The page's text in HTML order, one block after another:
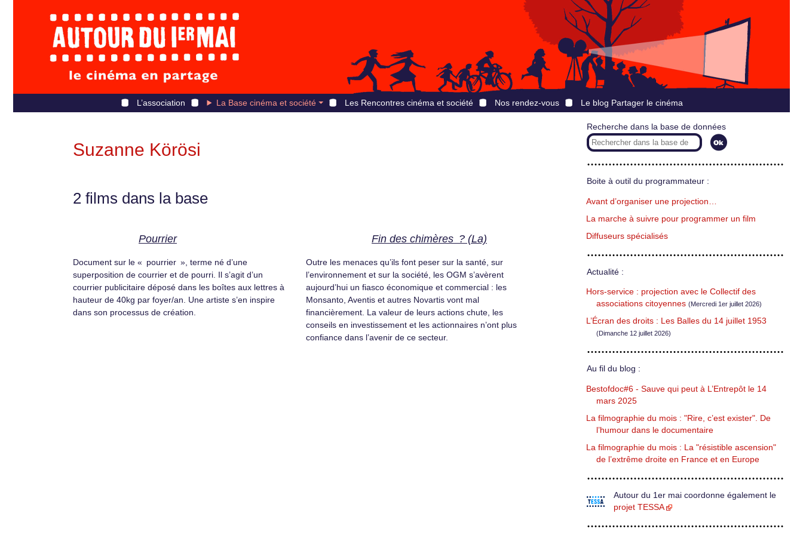
L’association La Base cinéma et société Les Rencontres cinéma et société Nos rendez-vous Le blog Partager le cinéma
Suzanne Körösi
2 films dans la base
Pourrier
Document sur le « pourrier », terme né d’une
superposition de courrier et de pourri. Il s’agit d’un
courrier publicitaire déposé dans les boîtes aux lettres à
hauteur de 40kg par foyer/an. Une artiste s’en inspire
dans son processus de création.
Fin des chimères ? (La)
Outre les menaces qu’ils font peser sur la santé, sur
l’environnement et sur la société, les OGM s’avèrent
aujourd’hui un fiasco économique et commercial : les
Monsanto, Aventis et autres Novartis vont mal
financièrement. La valeur de leurs actions chute, les
conseils en investissement et les actionnaires n’ont plus
confiance dans l’avenir de ce secteur.
Recherche dans la base de données
Boite à outil du programmateur :
Avant d’organiser une projection…
La marche à suivre pour programmer un film
Diffuseurs spécialisés
Actualité :
Hors-service : projection avec le Collectif des
associations citoyennes (Mercredi 1er juillet 2026)
L’Écran des droits : Les Balles du 14 juillet 1953
(Dimanche 12 juillet 2026)
Au fil du blog :
Bestofdoc#6 - Sauve qui peut à L’Entrepôt le 14
mars 2025
La filmographie du mois : "Rire, c’est exister". De
l’humour dans le documentaire
La filmographie du mois : La "résistible ascension"
de l’extrême droite en France et en Europe
Autour du 1er mai coordonne également le
projet TESSA